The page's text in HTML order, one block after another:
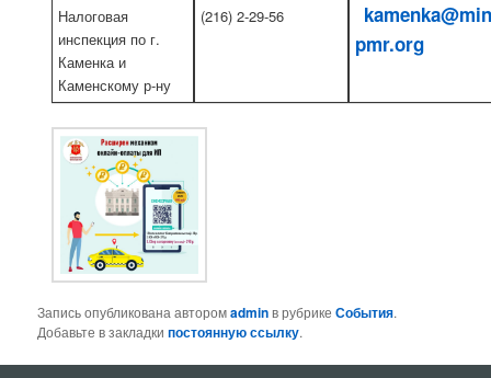
Налоговая
инспекция по г.
Каменка и
Каменскому р-ну
(216) 2-29-56
pmr.org
Запись опубликована авторомadminв рубрикеСобытия.
Добавьте в закладкипостоянную ссылку.